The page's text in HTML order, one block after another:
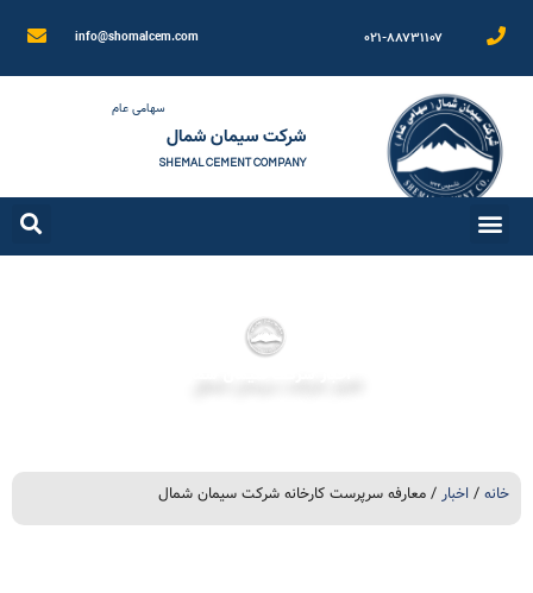
۰۲۱-۸۸۷۳۱۱۰۷ info@shomalcem.com
سهامی عام
شرکت سیمان شمال
SHEMAL CEMENT COMPANY
خانه / اخبار / معارفه سرپرست کارخانه شرکت سیمان شمال